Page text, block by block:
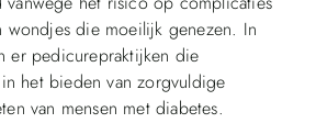
wondjes die moeilijk genezen. In
er pedicurepraktijken die
het bieden van zorgvuldige
van mensen met diabetes.